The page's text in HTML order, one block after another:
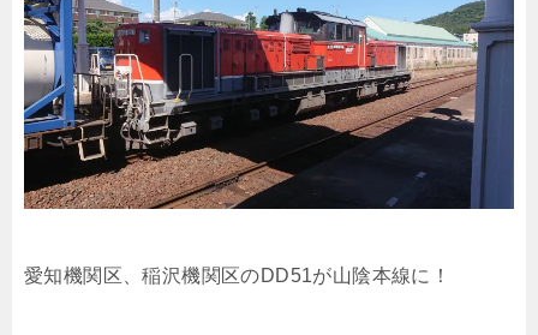
愛知機関区、稲沢機関区のDD51が山陰本線に！